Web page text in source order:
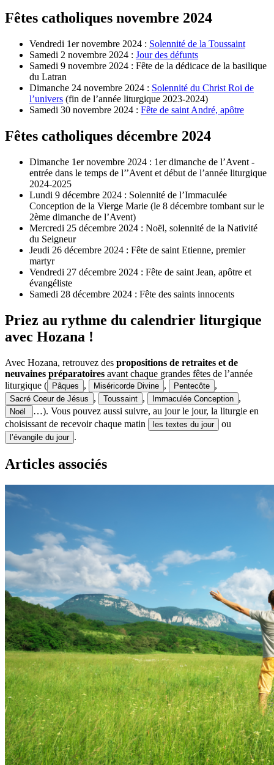
Fêtes catholiques novembre 2024
Vendredi 1er novembre 2024 : Solennité de la Toussaint
Samedi 2 novembre 2024 : Jour des défunts
Samedi 9 novembre 2024 : Fête de la dédicace de la basilique
du Latran
Dimanche 24 novembre 2024 : Solennité du Christ Roi de
l’univers (fin de l’année liturgique 2023-2024)
Samedi 30 novembre 2024 : Fête de saint André, apôtre
Fêtes catholiques décembre 2024
Dimanche 1er novembre 2024 : 1er dimanche de l’Avent -
entrée dans le temps de l’’Avent et début de l’année liturgique
2024-2025
Lundi 9 décembre 2024 : Solennité de l’Immaculée
Conception de la Vierge Marie (le 8 décembre tombant sur le
2ème dimanche de l’Avent)
Mercredi 25 décembre 2024 : Noël, solennité de la Nativité
du Seigneur
Jeudi 26 décembre 2024 : Fête de saint Etienne, premier
martyr
Vendredi 27 décembre 2024 : Fête de saint Jean, apôtre et
évangéliste
Samedi 28 décembre 2024 : Fête des saints innocents
Priez au rythme du calendrier liturgique
avec Hozana !
Avec Hozana, retrouvez des propositions de retraites et de
neuvaines préparatoires avant chaque grandes fêtes de l’année
liturgique (
Pâques , Miséricorde Divine , Pentecôte ,
Sacré Coeur de Jésus , Toussaint , Immaculée Conception ,
Noël
…). Vous pouvez aussi suivre, au jour le jour, la liturgie en
choisissant de recevoir chaque matin
les textes du jour ou
l’évangile du jour .
Articles associés